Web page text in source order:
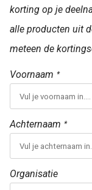
korting op je
alle producten uit
meteen de
Voornaam *
Achternaam *
Organisatie